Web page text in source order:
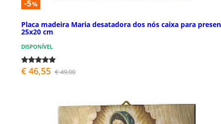
-5%
Placa madeira Maria desatadora dos nós caixa para
25x20 cm
DISPONÍVEL
€ 46,55 € 49,00